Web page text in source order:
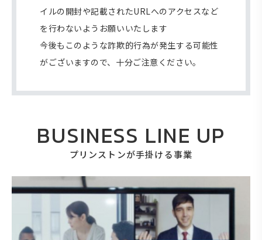
イルの開封や記載されたURLへのアクセスなど
を行わないようお願いいたします
今後もこのような詐欺的行為が発生する可能性
がございますので、十分ご注意ください。
BUSINESS LINE UP
プリンストンが手掛ける事業